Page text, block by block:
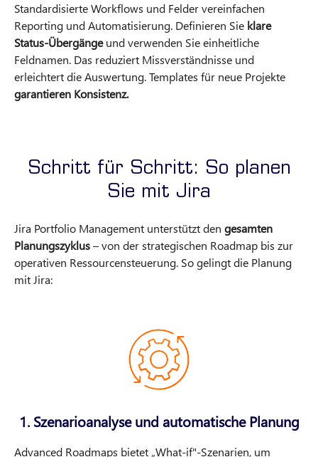
Standardisierte Workflows und Felder vereinfachen
Reporting und Automatisierung. Definieren Sie klare
Status-Übergängeund verwenden Sie einheitliche
Feldnamen. Das reduziert Missverständnisse und
erleichtert die Auswertung. Templates für neue Projekte
garantieren Konsistenz.
Schritt für Schritt: So planen
Sie mit Jira
Jira Portfolio Management unterstützt den gesamten
Planungszyklus– von der strategischen Roadmap bis zur
operativen Ressourcensteuerung. So gelingt die Planung
mit Jira:
1. Szenarioanalyse und automatische Planung
Advanced Roadmaps bietet „What-if"-Szenarien, um